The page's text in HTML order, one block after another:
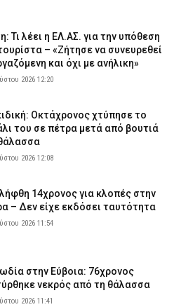
Τι λέει η ΕΛ.ΑΣ. για την υπόθεση
– «Ζήτησε να συνευρεθεί
και όχι με ανήλικη»
2026 12:20
Οκτάχρονος χτύπησε το
του σε πέτρα μετά από βουτιά
2026 12:08
14χρονος για κλοπές στην
– Δεν είχε εκδόσει ταυτότητα
2026 11:54
στην Εύβοια: 76χρονος
νεκρός από τη θάλασσα
2026 11:41